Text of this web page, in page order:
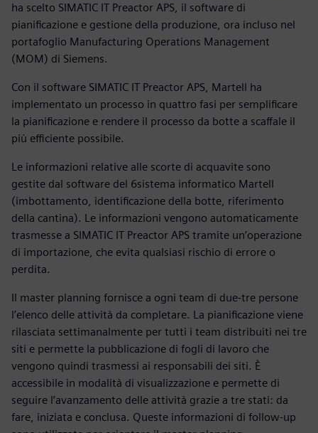
ha scelto SIMATIC IT Preactor APS, il software di
pianificazione e gestione della produzione, ora incluso nel
portafoglio Manufacturing Operations Management
(MOM) di Siemens.
Con il software SIMATIC IT Preactor APS, Martell ha
implementato un processo in quattro fasi per semplificare
la pianificazione e rendere il processo da botte a scaffale il
più efficiente possibile.
Le informazioni relative alle scorte di acquavite sono
gestite dal software del 6sistema informatico Martell
(imbottamento, identificazione della botte, riferimento
della cantina). Le informazioni vengono automaticamente
trasmesse a SIMATIC IT Preactor APS tramite un’operazione
di importazione, che evita qualsiasi rischio di errore o
perdita.
Il master planning fornisce a ogni team di due-tre persone
l’elenco delle attività da completare. La pianificazione viene
rilasciata settimanalmente per tutti i team distribuiti nei tre
siti e permette la pubblicazione di fogli di lavoro che
vengono quindi trasmessi ai responsabili dei siti. È
accessibile in modalità di visualizzazione e permette di
seguire l’avanzamento delle attività grazie a tre stati: da
fare, iniziata e conclusa. Queste informazioni di follow-up